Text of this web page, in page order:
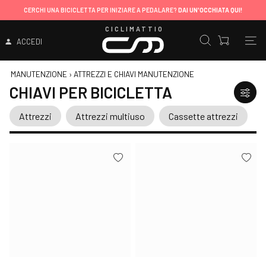
CERCHI UNA BICICLETTA PER INIZIARE A PEDALARE? DAI UN'OCCHIATA QUI!
ACCEDI
CICLIMATTIO
MANUTENZIONE › ATTREZZI E CHIAVI MANUTENZIONE
CHIAVI PER BICICLETTA
Attrezzi Attrezzi multiuso Cassette attrezzi